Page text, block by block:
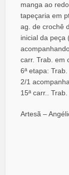
manga ao
tapeçaria em
ag. de crochê
inicial da peça
carr. Trab. em
6ª etapa:
2/1
15ª carr..
Artesã –